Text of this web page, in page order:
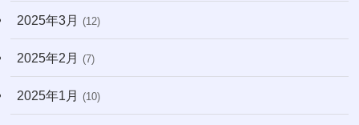
2025年3月 (12)
2025年2月 (7)
2025年1月 (10)